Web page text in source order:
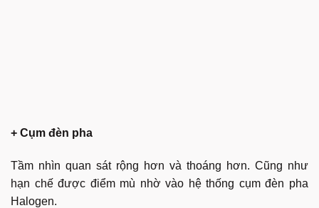
+ Cụm đèn pha
Tầm nhìn quan sát rộng hơn và thoáng hơn. Cũng như
hạn chế được điểm mù nhờ vào hệ thống cụm đèn pha
Halogen.